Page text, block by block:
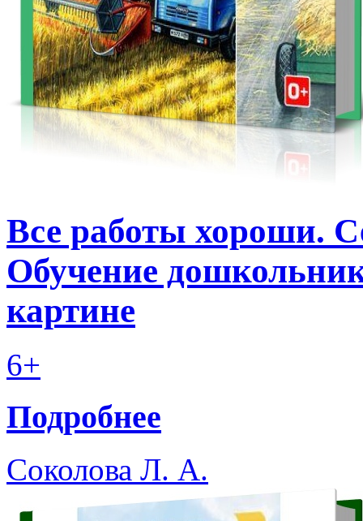
Все работы хороши.
Обучение
картине
6+
Подробнее
Соколова Л. А.